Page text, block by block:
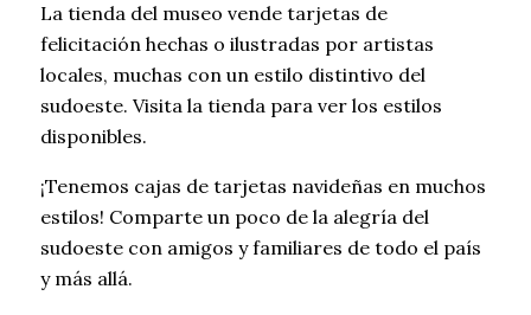
La tienda del museo vende tarjetas de
felicitación hechas o ilustradas por artistas
locales, muchas con un estilo distintivo del
sudoeste. Visita la tienda para ver los estilos
disponibles.
¡Tenemos cajas de tarjetas navideñas en muchos
estilos! Comparte un poco de la alegría del
sudoeste con amigos y familiares de todo el país
y más allá.